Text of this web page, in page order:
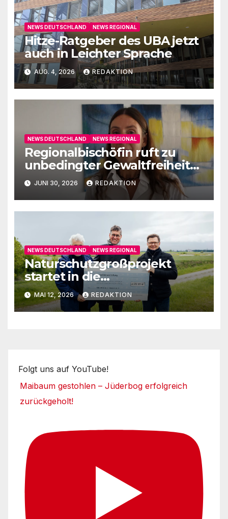
NEWS DEUTSCHLAND NEWS REGIONAL
Hitze-Ratgeber des UBA jetzt
auch in Leichter Sprache
AUG. 4, 2026 REDAKTION
NEWS DEUTSCHLAND NEWS REGIONAL
Regionalbischöfin ruft zu
unbedingter Gewaltfreiheit
aufJUNI 30, 2026 REDAKTION
NEWS DEUTSCHLAND NEWS REGIONAL
Naturschutzgroßprojekt
startet in die
Umsetzungsphase
MAI 12, 2026 REDAKTION
Folgt uns auf YouTube!
Maibaum gestohlen – Jüderbog erfolgreich
zurückgeholt!